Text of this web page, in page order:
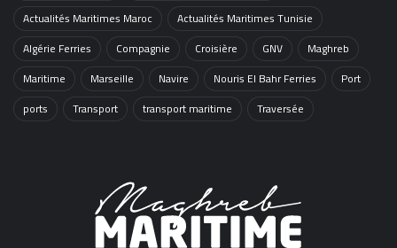
Actualités Maritimes Maroc
Actualités Maritimes Tunisie
Algérie Ferries
Compagnie Croisière GNV
Maghreb
Maritime
Marseille Navire Nouris El Bahr Ferries
Port
ports
Transport transport maritime Traversée